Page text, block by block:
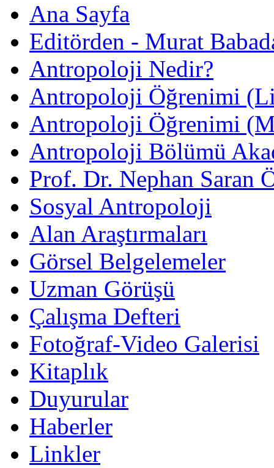
Ana Sayfa
Editörden - Murat
Antropoloji Nedir?
Antropoloji Öğrenimi
Antropoloji Öğrenimi
Antropoloji Bölümü
Prof. Dr. Nephan Saran
Sosyal Antropoloji
Alan Araştırmaları
Görsel Belgelemeler
Uzman Görüşü
Çalışma Defteri
Fotoğraf-Video Galerisi
Kitaplık
Duyurular
Haberler
Linkler